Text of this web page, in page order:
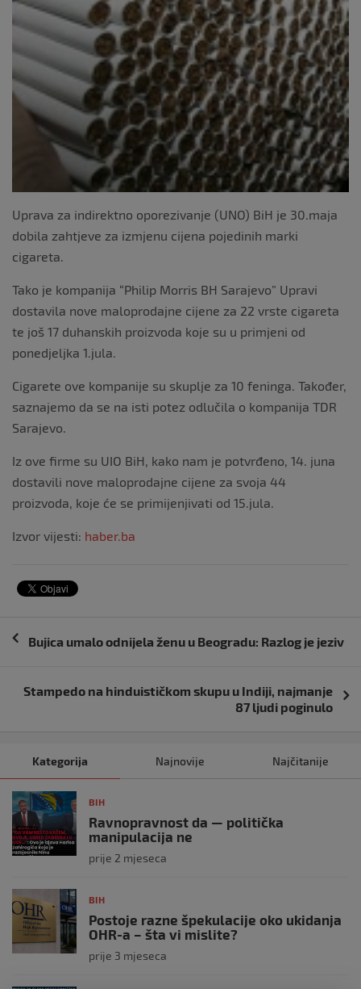
Uprava za indirektno oporezivanje (UNO) BiH je 30.maja
dobila zahtjeve za izmjenu cijena pojedinih marki
cigareta.
Tako je kompanija “Philip Morris BH Sarajevo” Upravi
dostavila nove maloprodajne cijene za 22 vrste cigareta
te još 17 duhanskih proizvoda koje su u primjeni od
ponedjeljka 1.jula.
Cigarete ove kompanije su skuplje za 10 feninga. Također,
saznajemo da se na isti potez odlučila o kompanija TDR
Sarajevo.
Iz ove firme su UIO BiH, kako nam je potvrđeno, 14. juna
dostavili nove maloprodajne cijene za svoja 44
proizvoda, koje će se primijenjivati od 15.jula.
Izvor vijesti: haber.ba
Navigacija
objava
Bujica umalo odnijela ženu u Beogradu: Razlog je jeziv
Stampedo na hinduističkom skupu u Indiji, najmanje
87 ljudi poginulo
Kategorija Najnovije Najčitanije
BIH
Ravnopravnost da — politička
manipulacija ne
prije 2 mjeseca
BIH
Postoje razne špekulacije oko ukidanja
OHR-a – šta vi mislite?
prije 3 mjeseca